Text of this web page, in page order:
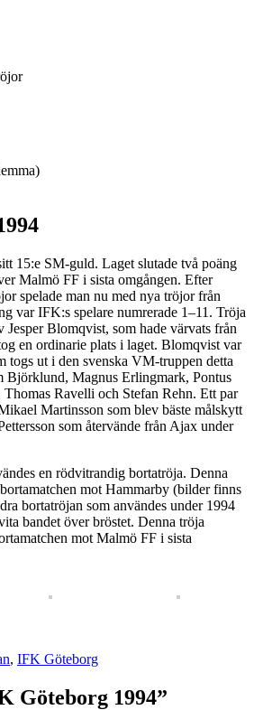
15:e SM-guld. Laget slutade två poäng
Malmö FF i sista omgången. Efter
spelade man nu med nya tröjor från
var IFK:s spelare numrerade 1–11. Tröja
Jesper Blomqvist, som hade värvats från
en ordinarie plats i laget. Blomqvist var
togs ut i den svenska VM-truppen detta
Björklund, Magnus Erlingmark, Pontus
Ravelli och Stefan Rehn. Ett par
Martinsson som blev bäste målskytt
som återvände från Ajax under
en rödvitrandig bortatröja. Denna
mot Hammarby (bilder finns
bortatröjan som användes under 1994
bandet över bröstet. Denna tröja
mot Malmö FF i sista
, IFK Göteborg
Göteborg 1994”